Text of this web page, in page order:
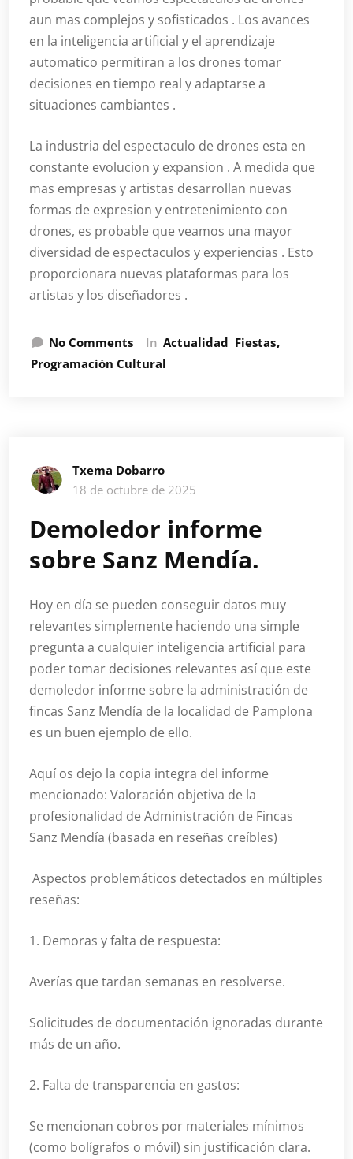
aun mas complejos y sofisticados . Los avances
en la inteligencia artificial y el aprendizaje
automatico permitiran a los drones tomar
decisiones en tiempo real y adaptarse a
situaciones cambiantes .
La industria del espectaculo de drones esta en
constante evolucion y expansion . A medida que
mas empresas y artistas desarrollan nuevas
formas de expresion y entretenimiento con
drones, es probable que veamos una mayor
diversidad de espectaculos y experiencias . Esto
proporcionara nuevas plataformas para los
artistas y los diseñadores .
No Comments In Actualidad Fiestas
Programación Cultural
Txema Dobarro
18 de octubre de 2025
Demoledor informe
sobre Sanz Mendía.
Hoy en día se pueden conseguir datos muy
relevantes simplemente haciendo una simple
pregunta a cualquier inteligencia artificial para
poder tomar decisiones relevantes así que este
demoledor informe sobre la administración de
fincas Sanz Mendía de la localidad de Pamplona
es un buen ejemplo de ello.
Aquí os dejo la copia integra del informe
mencionado: Valoración objetiva de la
profesionalidad de Administración de Fincas
Sanz Mendía (basada en reseñas creíbles)
Aspectos problemáticos detectados en múltiples
reseñas:
1. Demoras y falta de respuesta:
Averías que tardan semanas en resolverse.
Solicitudes de documentación ignoradas durante
más de un año.
2. Falta de transparencia en gastos:
Se mencionan cobros por materiales mínimos
(como bolígrafos o móvil) sin justificación clara.